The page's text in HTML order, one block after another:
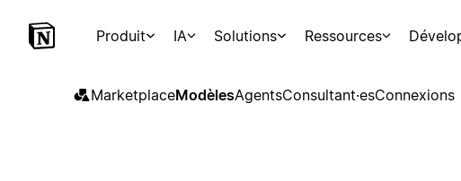
Produit IA Solutions Ressources
MarketplaceModèlesAgentsConsultant·esConnexions